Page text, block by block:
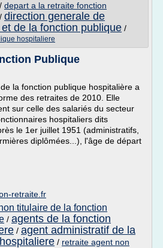
/ depart a la retraite fonction
/ direction generale de
de la fonction publique /
hospitaliere
Publique
la fonction publique hospitalière a
des retraites de 2010. Elle
sur celle des salariés du secteur
hospitaliers dits
le 1er juillet 1951 (administratifs,
diplômées...), l'âge de départ
retraite.fr
titulaire de la fonction
/ agents de la fonction
/ agent administratif de la
/ retraite agent non